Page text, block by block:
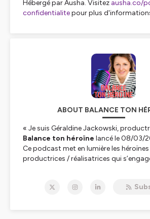
Hébergé par Ausha. Visitez ausha.co/
confidentialitepour plus
ABOUT BALANCE TON
« Je suis Géraldine Jackowski,
Balance ton héroïne lancé le 08/03/
Ce podcast met en lumière les
productrices / réalisatrices qui
J'y interviewe aussi des hommes